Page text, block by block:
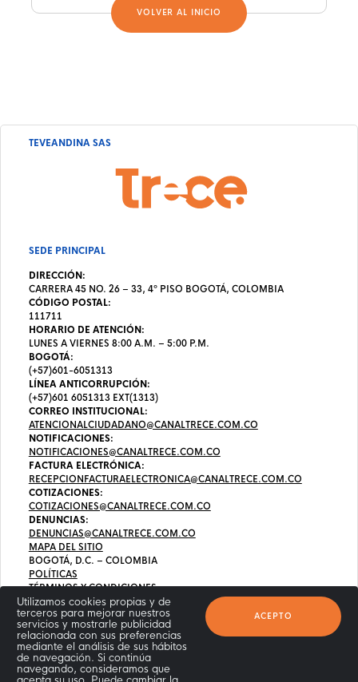
Utilizamos cookies propias y de
terceros para mejorar nuestros
servicios y mostrarle publicidad
relacionada con sus preferencias
mediante el análisis de sus hábitos
de navegación. Si continúa
navegando, consideramos que
ACEPTO
VOLVER AL INICIO
TEVEANDINA SAS
SEDE PRINCIPAL
DIRECCIÓN:
CARRERA 45 NO. 26 – 33, 4º PISO BOGOTÁ, COLOMBIA
CÓDIGO POSTAL:
111711
HORARIO DE ATENCIÓN:
LUNES A VIERNES 8:00 A.M. – 5:00 P.M.
BOGOTÁ:
(+57)601-6051313
LÍNEA ANTICORRUPCIÓN:
(+57)601 6051313 EXT(1313)
CORREO INSTITUCIONAL:
ATENCIONALCIUDADANO@CANALTRECE.COM.CO
NOTIFICACIONES:
NOTIFICACIONES@CANALTRECE.COM.CO
FACTURA ELECTRÓNICA:
RECEPCIONFACTURAELECTRONICA@CANALTRECE.COM.CO
COTIZACIONES:
COTIZACIONES@CANALTRECE.COM.CO
DENUNCIAS:
DENUNCIAS@CANALTRECE.COM.CO
MAPA DEL SITIO
BOGOTÁ, D.C. – COLOMBIA
POLÍTICAS
TÉRMINOS Y CONDICIONES